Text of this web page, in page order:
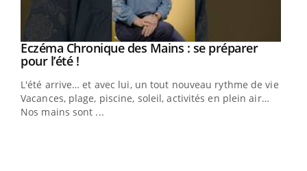
Youtube
Eczéma Chronique des Mains : se préparer
pour l’été !Youtube
L'été arrive… et avec lui, un tout nouveau rythme de vie !
Vacances, plage, piscine, soleil, activités en plein air…
Nos mains sont ...